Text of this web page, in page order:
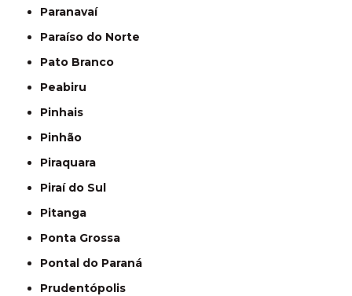
Paranavaí
Paraíso do Norte
Pato Branco
Peabiru
Pinhais
Pinhão
Piraquara
Piraí do Sul
Pitanga
Ponta Grossa
Pontal do Paraná
Prudentópolis